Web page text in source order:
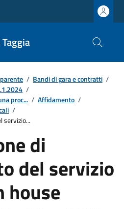
/ Bandi di gara e contratti /
/
proc... / Affidamento /
/
servizio...
di
del servizio
house